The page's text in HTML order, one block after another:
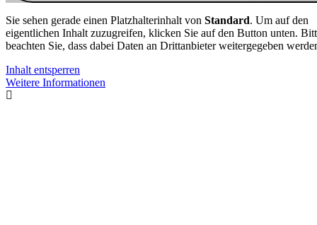
Sie sehen gerade einen Platzhalterinhalt von Standard. Um auf den
eigentlichen Inhalt zuzugreifen, klicken Sie auf den Button unten.
beachten Sie, dass dabei Daten an Drittanbieter weitergegeben
Inhalt entsperren
Weitere Informationen